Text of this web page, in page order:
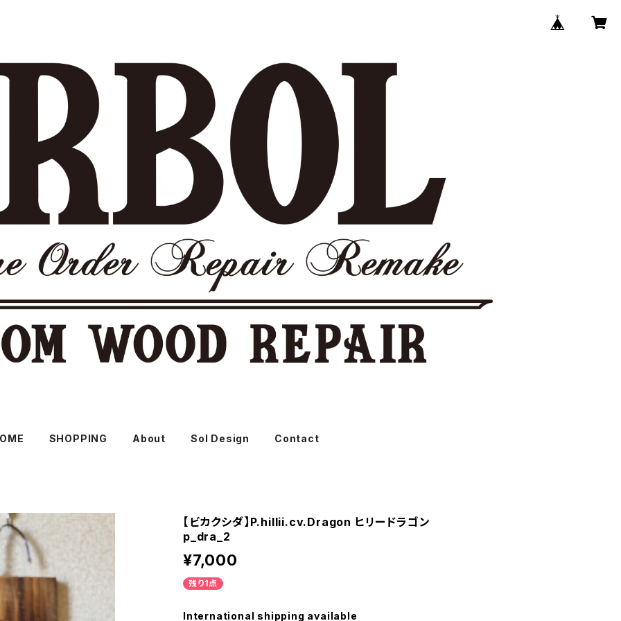
SHOPPING About Sol Design Contact
【ビカクシダ】P.hillii.cv.Dragon ヒリードラゴン
p_dra_2
¥7,000
残り1点
International shipping available